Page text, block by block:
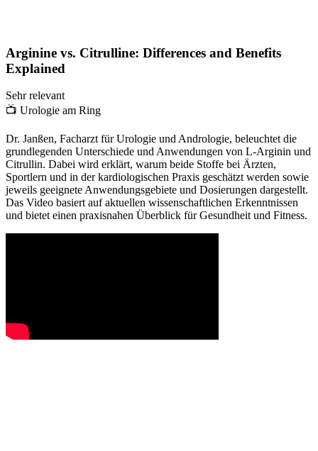
Arginine vs. Citrulline: Differences and Benefits
Explained
Sehr relevant
📺 Urologie am Ring
Dr. Janßen, Facharzt für Urologie und Andrologie, beleuchtet die
grundlegenden Unterschiede und Anwendungen von L-Arginin und
Citrullin. Dabei wird erklärt, warum beide Stoffe bei Ärzten,
Sportlern und in der kardiologischen Praxis geschätzt werden sowie
jeweils geeignete Anwendungsgebiete und Dosierungen dargestellt.
Das Video basiert auf aktuellen wissenschaftlichen Erkenntnissen
und bietet einen praxisnahen Überblick für Gesundheit und Fitness.